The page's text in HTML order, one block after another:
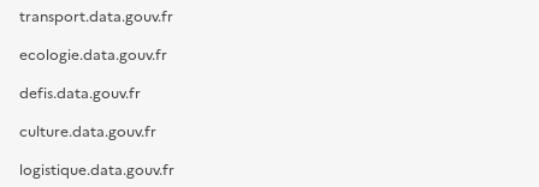
transport.data.gouv.fr
ecologie.data.gouv.fr
defis.data.gouv.fr
culture.data.gouv.fr
logistique.data.gouv.fr